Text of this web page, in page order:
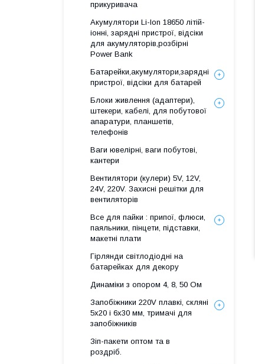
прикуривача
Акумулятори Li-Ion 18650 літій-
іонні, зарядні пристрої, відсіки
для акумуляторів,розбірні
Power Bank
Батарейки,акумулятори,зарядні
пристрої, відсіки для батарей
Блоки живлення (адаптери),
штекери, кабелі, для побутової
апаратури, планшетів,
телефонів
Ваги ювелірні, ваги побутові,
кантери
Вентилятори (кулери) 5V, 12V,
24V, 220V. Захисні решітки для
вентиляторів
Все для пайки : припої, флюси,
паяльники, пінцети, підставки,
макетні плати
Гірлянди світлодіодні на
батарейках для декору
Динаміки з опором 4, 8, 50 Ом
Запобіжники 220V плавкі, скляні
5x20 і 6х30 мм, тримачі для
запобіжників
Зіп-пакети оптом та в
роздріб.